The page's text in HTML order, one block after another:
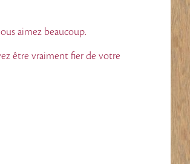
aimez beaucoup.
être vraiment fier de votre